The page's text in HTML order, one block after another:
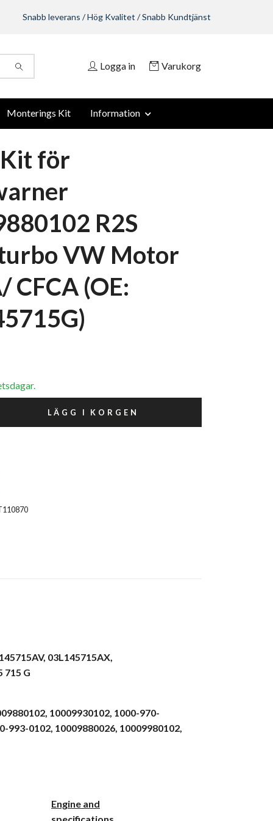
Snabb leverans / Hög Kvalitet / Snabb Kundtjänst
Logga in Varukorg
Monterings Kit Information
för
R2S
VW Motor
CFCA (OE:
LÄGG I KORGEN
03L145715AX,
715 G
10009930102, 1000-970-
993-0102, 10009880026, 10009980102,
Engine and